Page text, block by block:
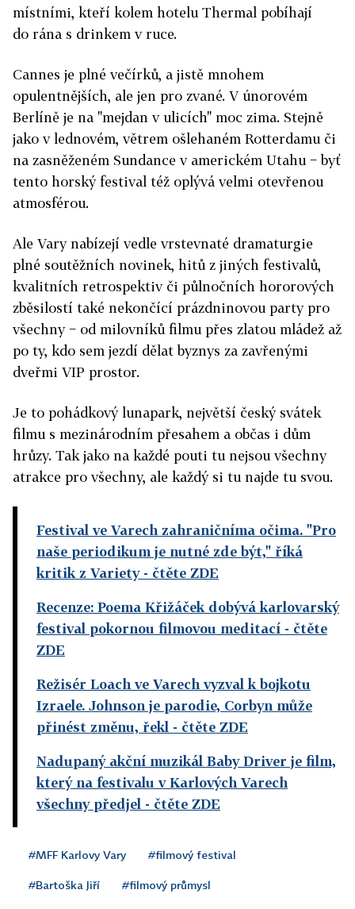
místními, kteří kolem hotelu Thermal pobíhají
do rána s drinkem v ruce.
Cannes je plné večírků, a jistě mnohem
opulentnějších, ale jen pro zvané. V únorovém
Berlíně je na "mejdan v ulicích" moc zima. Stejně
jako v lednovém, větrem ošlehaném Rotterdamu či
na zasněženém Sundance v americkém Utahu − byť
tento horský festival též oplývá velmi otevřenou
atmosférou.
Ale Vary nabízejí vedle vrstevnaté dramaturgie
plné soutěžních novinek, hitů z jiných festivalů,
kvalitních retrospektiv či půlnočních hororových
zběsilostí také nekončící prázdninovou party pro
všechny − od milovníků filmu přes zlatou mládež až
po ty, kdo sem jezdí dělat byznys za zavřenými
dveřmi VIP prostor.
Je to pohádkový lunapark, největší český svátek
filmu s mezinárodním přesahem a občas i dům
hrůzy. Tak jako na každé pouti tu nejsou všechny
atrakce pro všechny, ale každý si tu najde tu svou.
Festival ve Varech zahraničníma očima. "Pro
naše periodikum je nutné zde být," říká
kritik z Variety- čtěte ZDE
Recenze: Poema Křižáček dobývá karlovarský
festival pokornou filmovou meditací - čtěte
ZDE
Režisér Loach ve Varech vyzval k bojkotu
Izraele. Johnson je parodie, Corbyn může
přinést změnu, řekl - čtěte ZDE
Nadupaný akční muzikál Baby Driver je film,
který na festivalu v Karlových Varech
všechny předjel - čtěte ZDE
#MFF Karlovy Vary #filmový festival
#Bartoška Jiří #filmový průmysl